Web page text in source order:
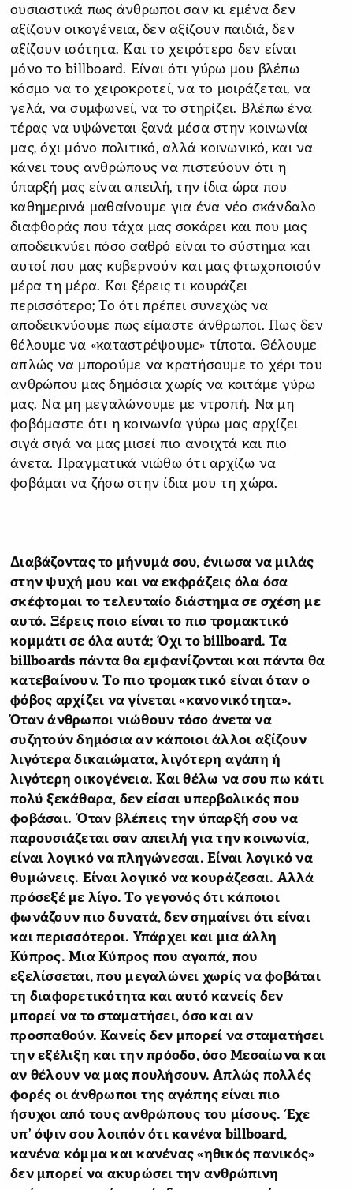
ουσιαστικά πως άνθρωποι σαν κι εμένα δεν
αξίζουν οικογένεια, δεν αξίζουν παιδιά, δεν
αξίζουν ισότητα. Και το χειρότερο δεν είναι
μόνο το billboard. Είναι ότι γύρω μου βλέπω
κόσμο να το χειροκροτεί, να το μοιράζεται, να
γελά, να συμφωνεί, να το στηρίζει. Βλέπω ένα
τέρας να υψώνεται ξανά μέσα στην κοινωνία
μας, όχι μόνο πολιτικό, αλλά κοινωνικό, και να
κάνει τους ανθρώπους να πιστεύουν ότι η
ύπαρξή μας είναι απειλή, την ίδια ώρα που
καθημερινά μαθαίνουμε για ένα νέο σκάνδαλο
διαφθοράς που τάχα μας σοκάρει και που μας
αποδεικνύει πόσο σαθρό είναι το σύστημα και
αυτοί που μας κυβερνούν και μας φτωχοποιούν
μέρα τη μέρα. Και ξέρεις τι κουράζει
περισσότερο; Το ότι πρέπει συνεχώς να
αποδεικνύουμε πως είμαστε άνθρωποι. Πως δεν
θέλουμε να «καταστρέψουμε» τίποτα. Θέλουμε
απλώς να μπορούμε να κρατήσουμε το χέρι του
ανθρώπου μας δημόσια χωρίς να κοιτάμε γύρω
μας. Να μη μεγαλώνουμε με ντροπή. Να μη
φοβόμαστε ότι η κοινωνία γύρω μας αρχίζει
σιγά σιγά να μας μισεί πιο ανοιχτά και πιο
άνετα. Πραγματικά νιώθω ότι αρχίζω να
φοβάμαι να ζήσω στην ίδια μου τη χώρα.
Διαβάζοντας το μήνυμά σου, ένιωσα να μιλάς
στην ψυχή μου και να εκφράζεις όλα όσα
σκέφτομαι το τελευταίο διάστημα σε σχέση με
αυτό. Ξέρεις ποιο είναι το πιο τρομακτικό
κομμάτι σε όλα αυτά; Όχι το billboard. Τα
billboards πάντα θα εμφανίζονται και πάντα θα
κατεβαίνουν. Το πιο τρομακτικό είναι όταν ο
φόβος αρχίζει να γίνεται «κανονικότητα».
Όταν άνθρωποι νιώθουν τόσο άνετα να
συζητούν δημόσια αν κάποιοι άλλοι αξίζουν
λιγότερα δικαιώματα, λιγότερη αγάπη ή
λιγότερη οικογένεια. Και θέλω να σου πω κάτι
πολύ ξεκάθαρα, δεν είσαι υπερβολικός που
φοβάσαι. Όταν βλέπεις την ύπαρξή σου να
παρουσιάζεται σαν απειλή για την κοινωνία,
είναι λογικό να πληγώνεσαι. Είναι λογικό να
θυμώνεις. Είναι λογικό να κουράζεσαι. Αλλά
πρόσεξέ με λίγο. Το γεγονός ότι κάποιοι
φωνάζουν πιο δυνατά, δεν σημαίνει ότι είναι
και περισσότεροι. Υπάρχει και μια άλλη
Κύπρος. Μια Κύπρος που αγαπά, που
εξελίσσεται, που μεγαλώνει χωρίς να φοβάται
τη διαφορετικότητα και αυτό κανείς δεν
μπορεί να το σταματήσει, όσο και αν
προσπαθούν. Κανείς δεν μπορεί να σταματήσει
την εξέλιξη και την πρόοδο, όσο Μεσαίωνα και
αν θέλουν να μας πουλήσουν. Απλώς πολλές
φορές οι άνθρωποι της αγάπης είναι πιο
ήσυχοι από τους ανθρώπους του μίσους. Έχε
υπ’ όψιν σου λοιπόν ότι κανένα billboard,
κανένα κόμμα και κανένας «ηθικός πανικός»
δεν μπορεί να ακυρώσει την ανθρώπινη